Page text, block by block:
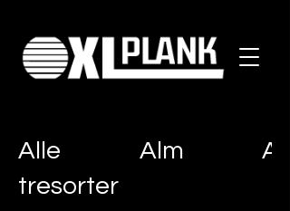
Alle
tresorter
Alm Ask